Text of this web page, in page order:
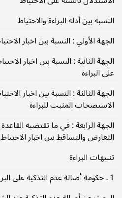
النسبة بين أدلة البراءة والاحتياط
الجهة الأولي : النسبة بين اخبار
الجهة الثانية : النسبة بين اخبار
على البراءة
الجهة الثالثة : النسبة بين اخبار
الاستصحاب المثبت للبراءة
الجهة الرابعة : في ما تقتضيه
التعارض والتساقط بين اخبار الاحتياط
تنبيهات البراءة
1 ـ حكومة أصالة عدم التذكية على البراءة :
نفوا الوجوب بلا ضرر
مدركهم على نفي الوجوب كلا
وثانيا ـ
إثبات الصحة
على القول بإمكان إحراز
٤٧٨